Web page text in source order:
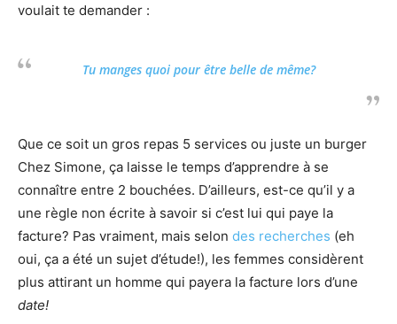
voulait te demander :
Tu manges quoi pour être belle de même?
Que ce soit un gros repas 5 services ou juste un burger
Chez Simone, ça laisse le temps d’apprendre à se
connaître entre 2 bouchées. D’ailleurs, est-ce qu’il y a
une règle non écrite à savoir si c’est lui qui paye la
facture? Pas vraiment, mais selon des recherches (eh
oui, ça a été un sujet d’étude!), les femmes considèrent
plus attirant un homme qui payera la facture lors d’une
date!